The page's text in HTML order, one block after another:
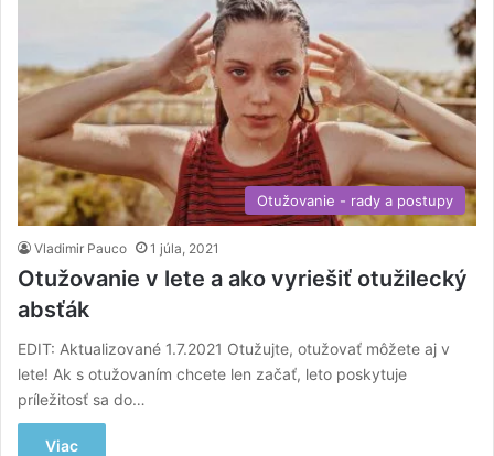
Otužovanie - rady a postupy
Vladimir Pauco 1 júla, 2021
Otužovanie v lete a ako vyriešiť otužilecký
absťák
EDIT: Aktualizované 1.7.2021 Otužujte, otužovať môžete aj v
lete! Ak s otužovaním chcete len začať, leto poskytuje
príležitosť sa do…
Viac